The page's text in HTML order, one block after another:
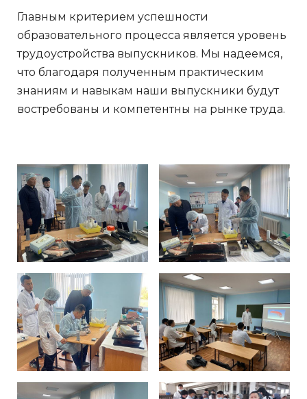
Главным критерием успешности
образовательного процесса является уровень
трудоустройства выпускников. Мы надеемся,
что благодаря полученным практическим
знаниям и навыкам наши выпускники будут
востребованы и компетентны на рынке труда.